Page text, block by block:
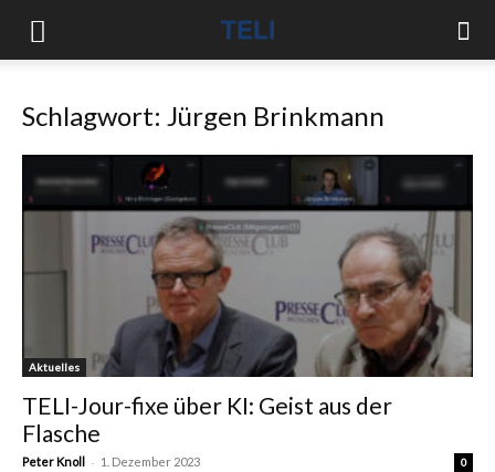
Schlagwort: Jürgen Brinkmann
Aktuelles
TELI-Jour-fixe über KI: Geist aus der
Flasche
Peter Knoll - 1. Dezember 2023 0